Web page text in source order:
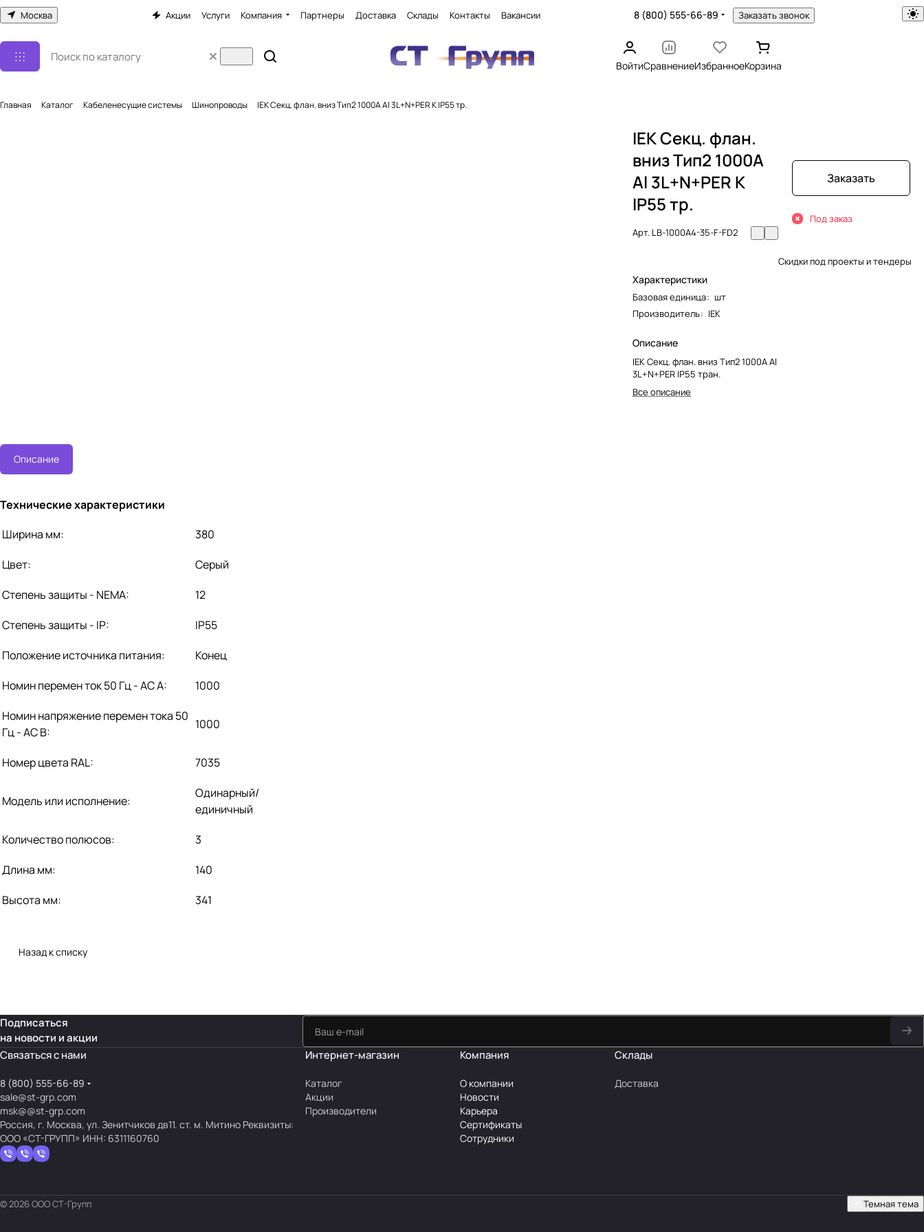
Москва Акции Услуги Компания Партнеры Доставка Склады Контакты Вакансии 8 (800) 555-66-89 Заказать звонок
ВойтиСравнениеИзбранноеКорзина
Главная Каталог Кабеленесущие системы Шинопроводы IEK Секц. флан. вниз Тип2 1000А Al 3L+N+PER К IP55 тр.
IEK Секц. флан.
вниз Тип2 1000А
Al 3L+N+PER К
IP55 тр.
Арт. LB-1000A4-35-F-FD2
Характеристики
Базовая единица: шт
Производитель: IEK
Описание
IEK Секц. флан. вниз Тип2 1000А Al
3L+N+PER IP55 тран.
Все описание
Заказать
Под заказ
Скидки под проекты и тендеры
Описание
Технические характеристики
Ширина мм:
380
Цвет:
Серый
Степень защиты - NEMA:
12
Степень защиты - IP:
IP55
Положение источника питания:
Конец
Номин перемен ток 50 Гц - AC А:
1000
Номин напряжение перемен тока 50
Гц - AC В:
1000
Номер цвета RAL: 7035
Модель или исполнение:
Одинарный/
единичный
Количество полюсов:
3
Длина мм:
140
Высота мм:
341
Назад к списку
Подписаться
на новости и акции
Связаться с нами
8 (800) 555-66-89
sale@st-grp.com
msk@@st-grp.com
Россия, г. Москва, ул. Зенитчиков дв11. ст. м. Митино Реквизиты:
ООО «СТ-ГРУПП» ИНН: 6311160760
Интернет-магазин
Каталог
Акции
Производители
Компания
О компании
Новости
Карьера
Сертификаты
Сотрудники
Склады
Доставка
© 2026 ООО СТ-Групп Темная тема